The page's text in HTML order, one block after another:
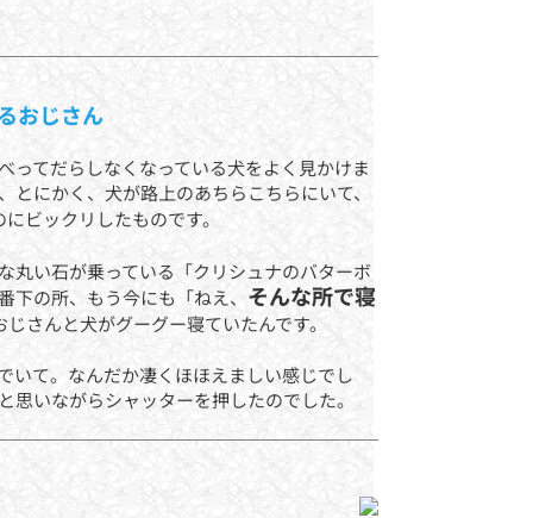
おじさん
ってだらしなくなっている犬をよく見かけま
にかく、犬が路上のあちらこちらにいて、
ビックリしたものです。
丸い石が乗っている「クリシュナのバターボ
の所、もう今にも「ねえ、 そんな所で寝
さんと犬がグーグー寝ていたんです。
いて。なんだか凄くほほえましい感じでし
いながらシャッターを押したのでした。